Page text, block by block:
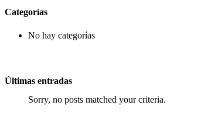
Categorías
No hay categorías
Últimas entradas
Sorry, no posts matched your criteria.